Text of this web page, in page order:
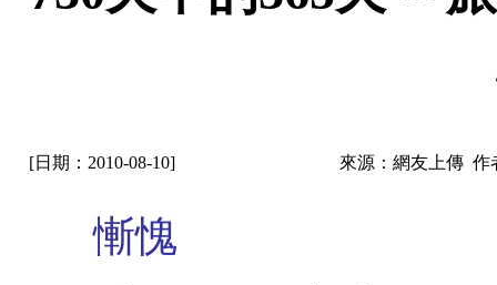
[日期：2010-08-10] 來源：網友上傳 作
慚愧